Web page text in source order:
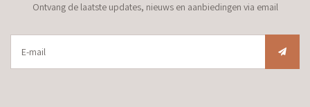
Ontvang de laatste updates, nieuws en aanbiedingen via email